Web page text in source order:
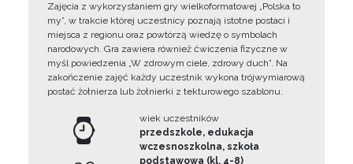
Zajęcia z wykorzystaniem gry wielkoformatowej „Polska to
my”, w trakcie której uczestnicy poznają istotne postaci i
miejsca z regionu oraz powtórzą wiedzę o symbolach
narodowych. Gra zawiera również ćwiczenia fizyczne w
myśl powiedzenia „W zdrowym ciele, zdrowy duch”. Na
zakończenie zajęć każdy uczestnik wykona trójwymiarową
postać żołnierza lub żołnierki z tekturowego szablonu.
wiek uczestników
przedszkole, edukacja
wczesnoszkolna, szkoła
podstawowa (kl. 4-8)